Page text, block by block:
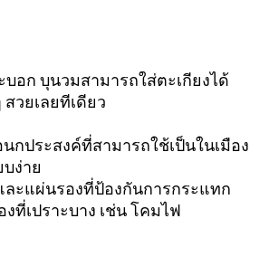
บอก บุนวมสามารถใส่ตะเกียงได้
วยเลยทีเดียว
นกประสงค์ที่สามารถใช้เป็นในเมือง
ง่าย
ะแผ่นรองที่ป้องกันการกระแทก
ที่เปราะบาง เช่น โคมไฟ